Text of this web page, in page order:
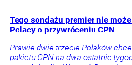
Tego sondażu premier nie
Polacy o przywróceniu CPN
Prawie dwie trzecie Polaków
pakietu CPN na dwa ostatnie